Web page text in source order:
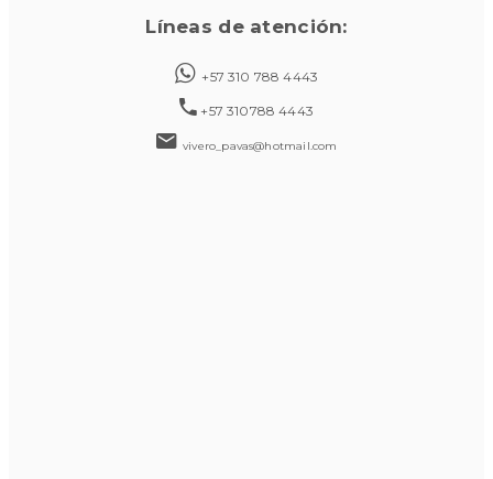
Líneas de atención:
+57 310 788 4443
+57 310788 4443
vivero_pavas@hotmail.com